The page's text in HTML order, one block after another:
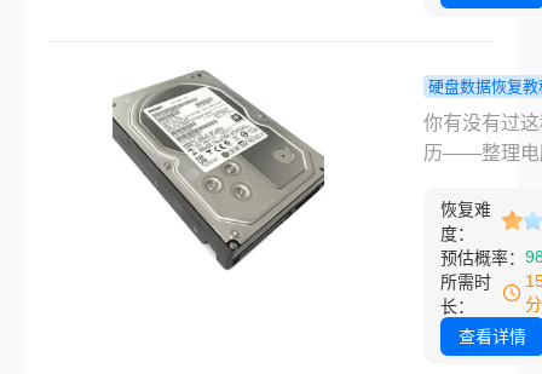
据看似无法
然而，即便
被格式化之
们仍然有可
一系列策略
恢复部分或
失的数据。
脑e盘不小心
了能找回吗
将探讨E盘格
硬盘数据恢复教
盘里的文件
还能找回吗
几个办法！
你有没有过
历——整理电
的文档或者
片拖进回收
后习惯性地
空回收站”？
惨，格式化
恢复难
度：
预估概率：
所需时
长：
查看详情